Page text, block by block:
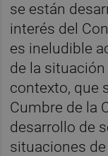
se están
interés del
es ineludible
de la
contexto, que
Cumbre de la
desarrollo de
situaciones